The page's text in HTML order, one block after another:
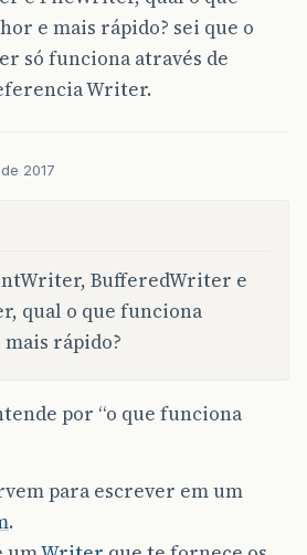
e mais rápido? sei que o
só funciona através de
Writer.
2017
BufferedWriter e
qual o que funciona
rápido?
por “o que funciona
para escrever em um
.